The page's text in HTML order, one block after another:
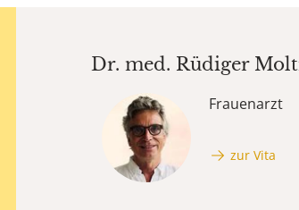
Dr. med. Rüdiger
Frauenarzt
zur Vita